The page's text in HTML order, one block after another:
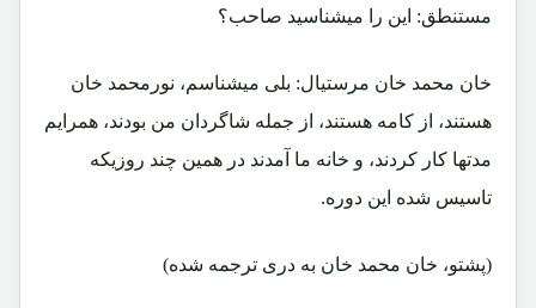
مستنطق: این را میشناسید صاحب؟
خان محمد خان مرستیال: بلی میشناسم، نورمحمد خان
هستند، از کامه هستند، از جمله شاگردان من بودند، همرایم
مدتها کار کردند، و خانه ما آمدند در همین چند روزیکه
تاسیس شده این دوره.
(پشتو، خان محمد خان به دری ترجمه شده)